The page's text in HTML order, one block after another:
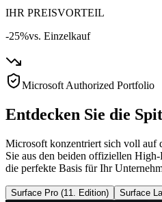
IHR PREISVORTEIL
-25%vs. Einzelkauf
Microsoft Authorized Portfolio
Entdecken Sie die
Microsoft konzentriert sich voll auf
Sie aus den beiden offiziellen
die perfekte Basis für Ihr
Surface Pro (11. Edition) Surface